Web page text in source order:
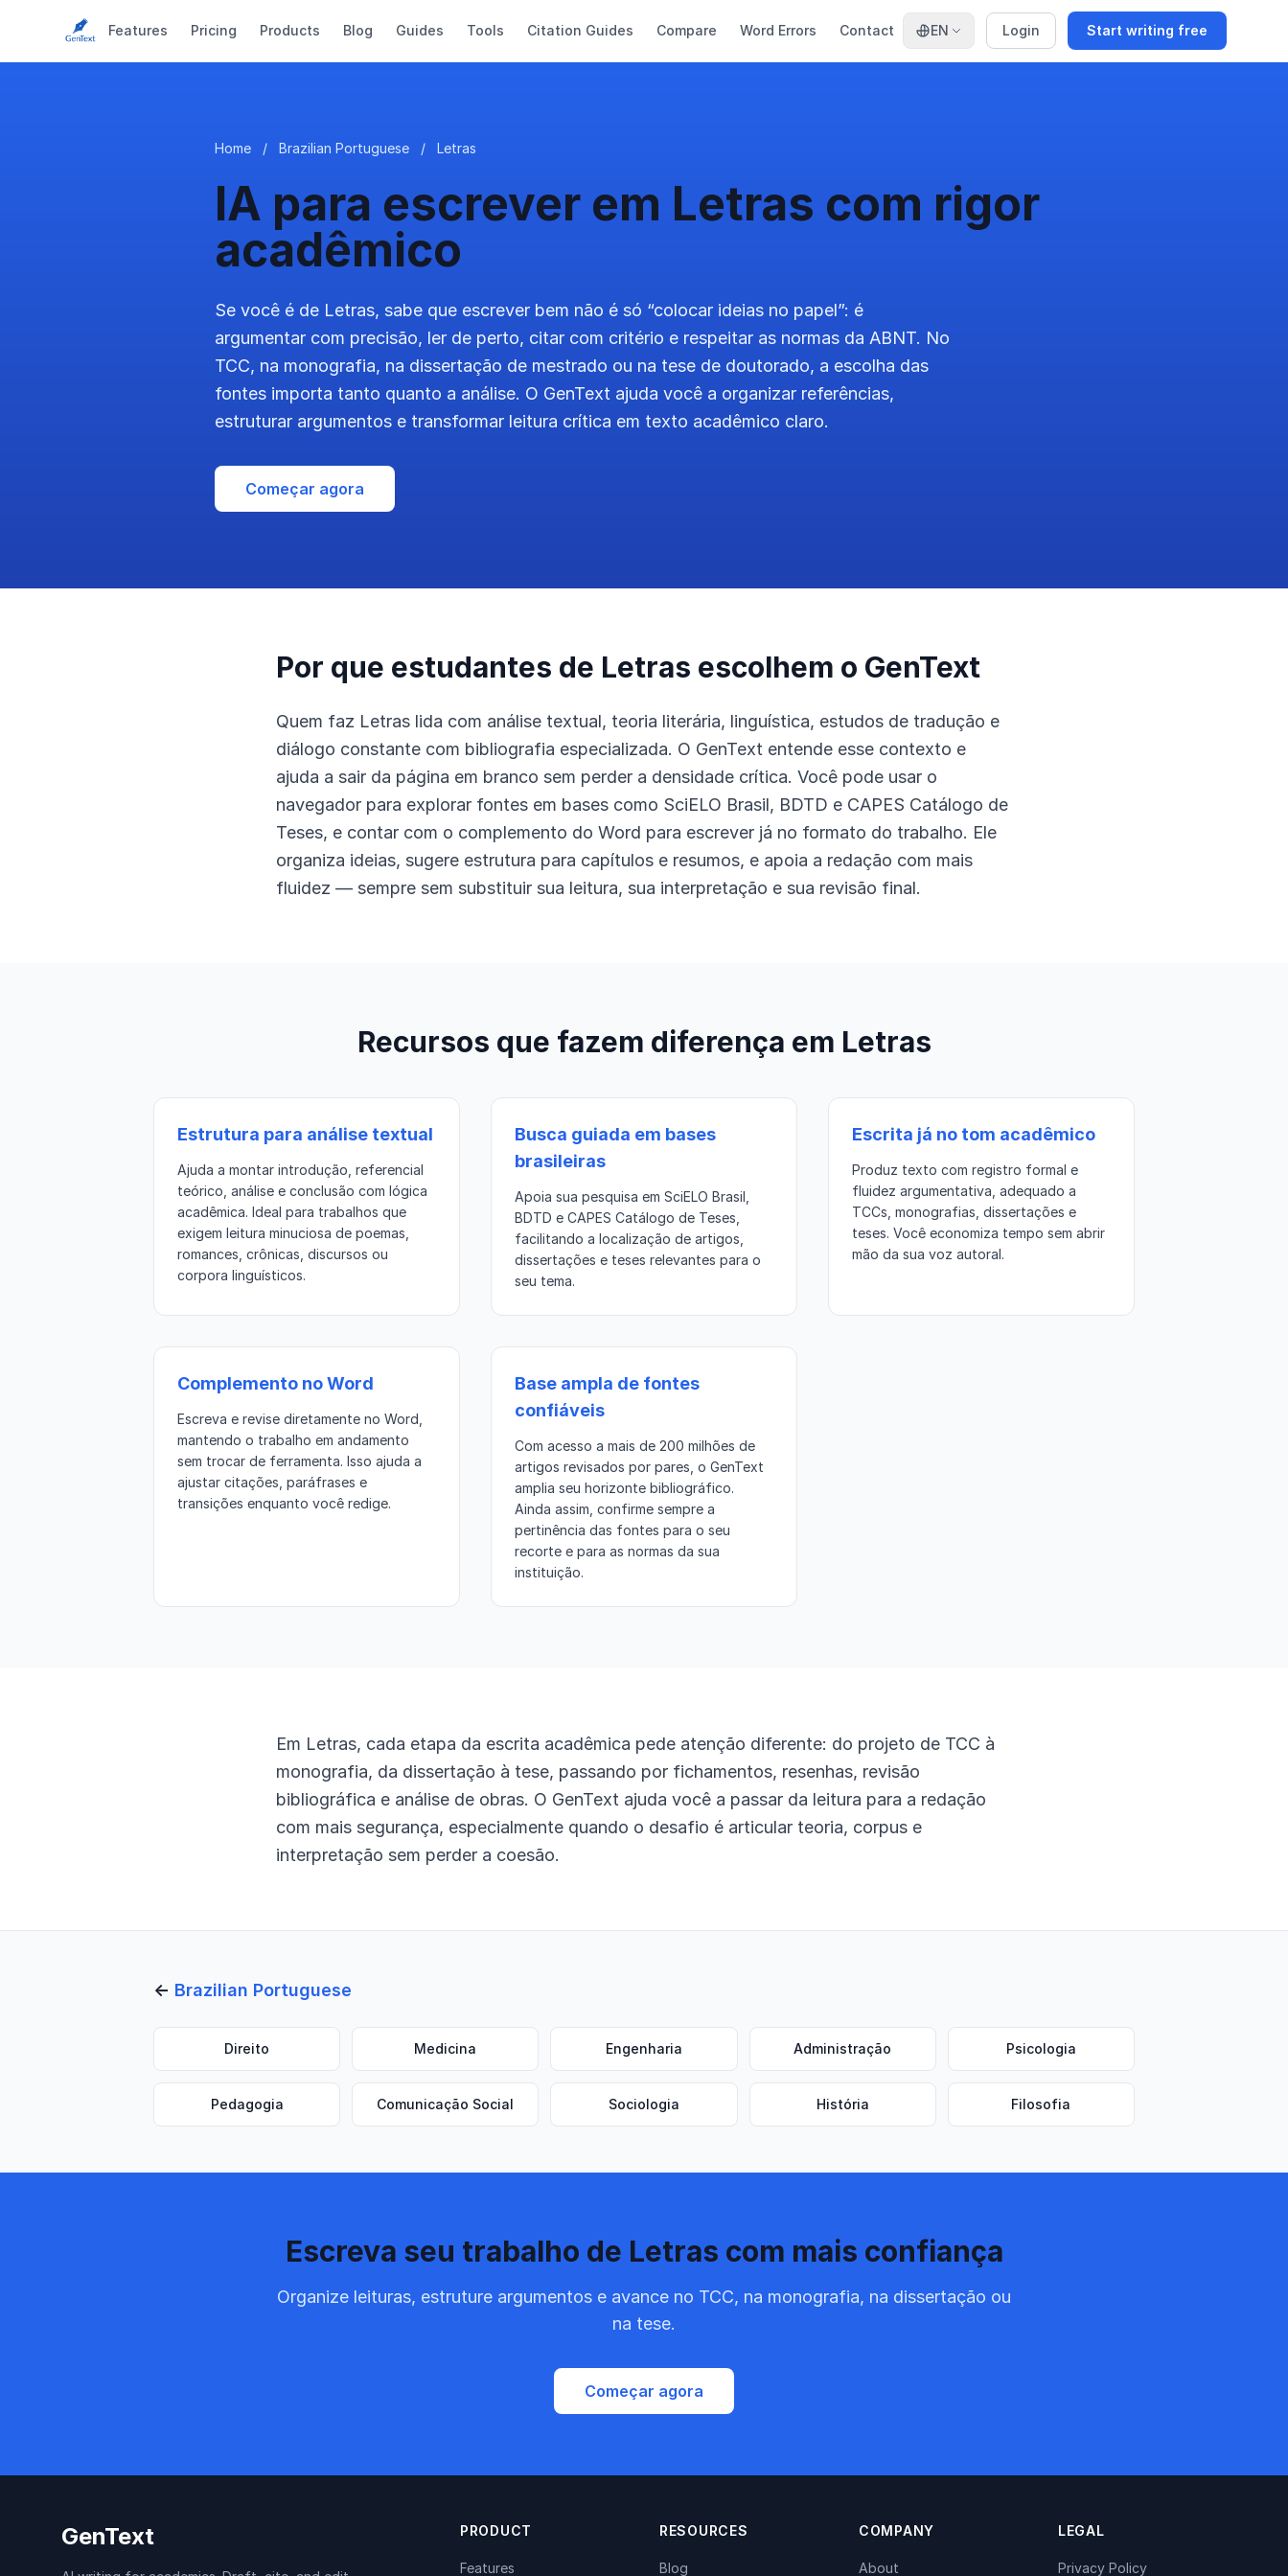
Features Pricing Products Blog Guides Tools Citation Guides Compare Word Errors Contact EN Login Start writing free
Home / Brazilian Portuguese / Letras
IA para escrever em Letras com rigor
acadêmico
Se você é de Letras, sabe que escrever bem não é só “colocar ideias no papel”: é
argumentar com precisão, ler de perto, citar com critério e respeitar as normas da ABNT. No
TCC, na monografia, na dissertação de mestrado ou na tese de doutorado, a escolha das
fontes importa tanto quanto a análise. O GenText ajuda você a organizar referências,
estruturar argumentos e transformar leitura crítica em texto acadêmico claro.
Começar agora
Por que estudantes de Letras escolhem o GenText
Quem faz Letras lida com análise textual, teoria literária, linguística, estudos de tradução e
diálogo constante com bibliografia especializada. O GenText entende esse contexto e
ajuda a sair da página em branco sem perder a densidade crítica. Você pode usar o
navegador para explorar fontes em bases como SciELO Brasil, BDTD e CAPES Catálogo de
Teses, e contar com o complemento do Word para escrever já no formato do trabalho. Ele
organiza ideias, sugere estrutura para capítulos e resumos, e apoia a redação com mais
fluidez — sempre sem substituir sua leitura, sua interpretação e sua revisão final.
Recursos que fazem diferença em Letras
Estrutura para análise textual
Ajuda a montar introdução, referencial
teórico, análise e conclusão com lógica
acadêmica. Ideal para trabalhos que
exigem leitura minuciosa de poemas,
romances, crônicas, discursos ou
corpora linguísticos.
Busca guiada em bases
brasileiras
Apoia sua pesquisa em SciELO Brasil,
BDTD e CAPES Catálogo de Teses,
facilitando a localização de artigos,
dissertações e teses relevantes para o
seu tema.
Escrita já no tom acadêmico
Produz texto com registro formal e
fluidez argumentativa, adequado a
TCCs, monografias, dissertações e
teses. Você economiza tempo sem abrir
mão da sua voz autoral.
Complemento no Word
Escreva e revise diretamente no Word,
mantendo o trabalho em andamento
sem trocar de ferramenta. Isso ajuda a
ajustar citações, paráfrases e
transições enquanto você redige.
Base ampla de fontes
confiáveis
Com acesso a mais de 200 milhões de
artigos revisados por pares, o GenText
amplia seu horizonte bibliográfico.
Ainda assim, confirme sempre a
pertinência das fontes para o seu
recorte e para as normas da sua
instituição.
Em Letras, cada etapa da escrita acadêmica pede atenção diferente: do projeto de TCC à
monografia, da dissertação à tese, passando por fichamentos, resenhas, revisão
bibliográfica e análise de obras. O GenText ajuda você a passar da leitura para a redação
com mais segurança, especialmente quando o desafio é articular teoria, corpus e
interpretação sem perder a coesão.
← Brazilian Portuguese
Direito Medicina Engenharia Administração Psicologia
Pedagogia Comunicação Social Sociologia História Filosofia
Escreva seu trabalho de Letras com mais confiança
Organize leituras, estruture argumentos e avance no TCC, na monografia, na dissertação ou
na tese.
Começar agora
GenText PRODUCT
Features
RESOURCES
Blog
COMPANY
About
LEGAL
Privacy Policy